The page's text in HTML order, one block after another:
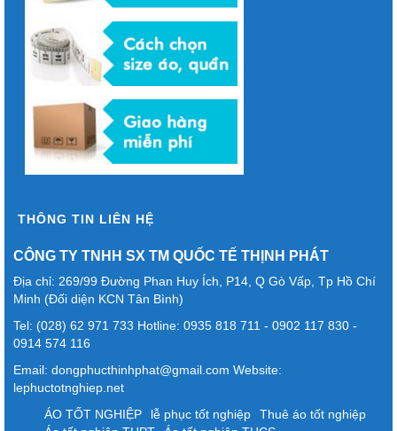
THÔNG TIN LIÊN HỆ
CÔNG TY TNHH SX TM QUỐC TẾ THỊNH PHÁT
Địa chỉ: 269/99 Đường Phan Huy Ích, P14, Q Gò Vấp, Tp Hồ Chí
Minh (Đối diện KCN Tân Bình)
Tel: (028) 62 971 733 Hotline: 0935 818 711 - 0902 117 830 -
0914 574 116
Email: dongphucthinhphat@gmail.com Website:
lephuctotnghiep.net
ÁO TỐT NGHIỆP
lễ phục tốt nghiệp
Thuê áo tốt nghiệp